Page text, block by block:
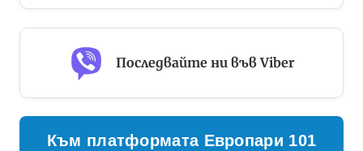
Последвайте ни във Viber
Към платформата Европари 101